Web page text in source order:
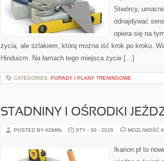
Stwórcy,
odnajdywać
opiera się na
życia, ale szlakiem, którą można iść krok po kroku.
Hinduizm. Na łamach tego miejsca życie […]
CATEGORIES: PORADY I PLANY TRENINGOWE
STADNINY I OŚRODKI
POSTED BY ADMIN STY - 30 - 2026 MOŻLIWOŚĆ
Ikarion.pl to